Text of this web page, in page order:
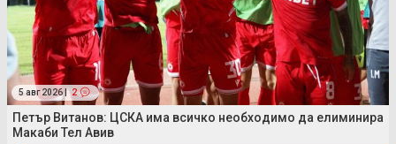
5 авг 2026 | 2
Петър Витанов: ЦСКА има всичко необходимо да елиминира
Макаби Тел Авив